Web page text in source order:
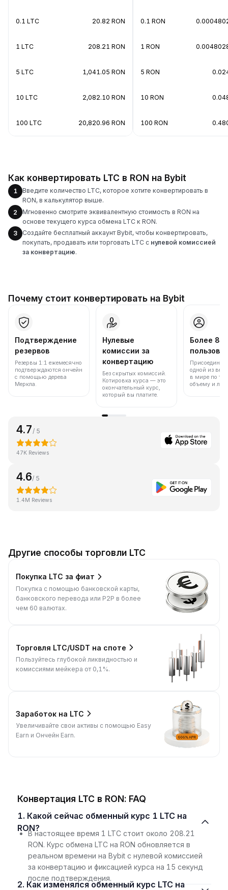
0.1 LTC 20.82 RON
1 LTC 208.21 RON
5 LTC 1,041.05 RON
10 LTC 2,082.10 RON
100 LTC 20,820.96 RON
0.1 RON
1 RON
5 RON
10 RON
100 RON
Как конвертировать LTC в RON на Bybit
1
Введите количество LTC, которое хотите конвертировать в
RON, в калькулятор выше.
2
Мгновенно смотрите эквивалентную стоимость в RON на
основе текущего курса обмена LTC к RON.
3
Создайте бесплатный аккаунт Bybit, чтобы конвертировать,
покупать, продавать или торговать LTC с нулевой комиссией
за конвертацию.
Почему стоит конвертировать на Bybit
Подтверждение
резервов
Резервы 1:1 ежемесячно
подтверждаются ончейн
с помощью дерева
Меркла.
Нулевые
комиссии за
конвертацию
Без скрытых комиссий.
Котировка курса — это
окончательный курс,
который вы платите.
Более 86
одной из
в мире по
объему и
4.7/ 5
47K Reviews
4.6/ 5
1.4M Reviews
Другие способы торговли LTC
Покупка LTC за фиат
Покупка с помощью банковской карты,
банковского перевода или P2P в более
чем 60 валютах.
Торговля LTC/USDT на споте
Пользуйтесь глубокой ликвидностью и
комиссиями мейкера от 0,1%.
Заработок на LTC
Увеличивайте свои активы с помощью Easy
Earn и Ончейн Earn.
Конвертация LTC в RON: FAQ
1. Какой сейчас обменный курс 1 LTC на
RON?
В настоящее время 1 LTC стоит около 208.21
RON. Курс обмена LTC на RON обновляется в
реальном времени на Bybit с нулевой комиссией
за конвертацию и фиксацией курса на 15 секунд
после подтверждения.
2. Как изменялся обменный курс LTC на